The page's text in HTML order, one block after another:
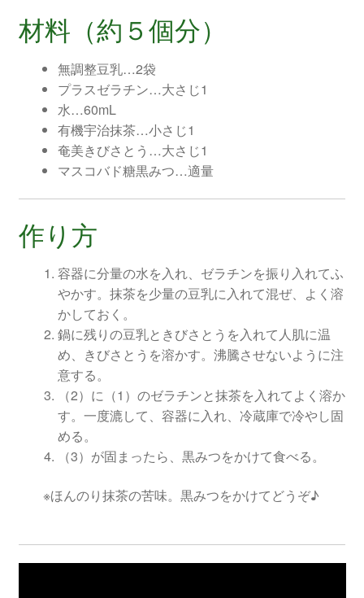
材料（約５個分）
無調整豆乳…2袋
プラスゼラチン…大さじ1
水…60mL
有機宇治抹茶…小さじ1
奄美きびさとう…大さじ1
マスコバド糖黒みつ…適量
作り方
容器に分量の水を入れ、ゼラチンを振り入れてふ
やかす。抹茶を少量の豆乳に入れて混ぜ、よく溶
かしておく。
鍋に残りの豆乳ときびさとうを入れて人肌に温
め、きびさとうを溶かす。沸騰させないように注
意する。
（2）に（1）のゼラチンと抹茶を入れてよく溶か
す。一度漉して、容器に入れ、冷蔵庫で冷やし固
める。
（3）が固まったら、黒みつをかけて食べる。
※ほんのり抹茶の苦味。黒みつをかけてどうぞ♪